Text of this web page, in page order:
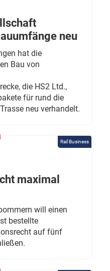
neu
hat die
Bau von
die HS2 Ltd.,
für rund die
neu verhandelt.
Rail Business
maximal
will einen
bestellte
auf fünf